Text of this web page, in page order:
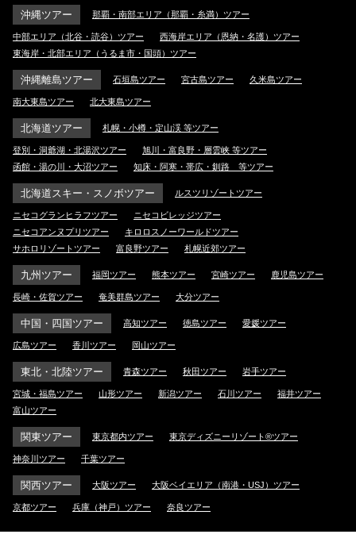
沖縄ツアー 那覇・南部エリア（那覇・糸満）ツアー
中部エリア（北谷・読谷）ツアー
西海岸エリア（恩納・名護）ツアー
東海岸・北部エリア（うるま市・国頭）ツアー
沖縄離島ツアー 石垣島ツアー 宮古島ツアー 久米島ツアー
南大東島ツアー 北大東島ツアー
北海道ツアー 札幌・小樽・定山渓 等ツアー
登別・洞爺湖・北湯沢ツアー
旭川・富良野・層雲峡 等ツアー
函館・湯の川・大沼ツアー
知床・阿寒・帯広・釧路 等ツアー
北海道スキー・スノボツアー ルスツリゾートツアー
ニセコグランヒラフツアー
ニセコビレッジツアー
ニセコアンヌプリツアー
キロロスノーワールドツアー
サホロリゾートツアー
富良野ツアー 札幌近郊ツアー
九州ツアー 福岡ツアー 熊本ツアー 宮崎ツアー 鹿児島ツアー
長崎・佐賀ツアー 奄美群島ツアー 大分ツアー
中国・四国ツアー 高知ツアー 徳島ツアー 愛媛ツアー
広島ツアー 香川ツアー 岡山ツアー
東北・北陸ツアー 青森ツアー 秋田ツアー 岩手ツアー
宮城・福島ツアー 山形ツアー 新潟ツアー 石川ツアー
福井ツアー
富山ツアー
関東ツアー 東京都内ツアー 東京ディズニーリゾート®ツアー
神奈川ツアー 千葉ツアー
関西ツアー 大阪ツアー 大阪ベイエリア（南港・USJ）ツアー
京都ツアー 兵庫（神戸）ツアー 奈良ツアー